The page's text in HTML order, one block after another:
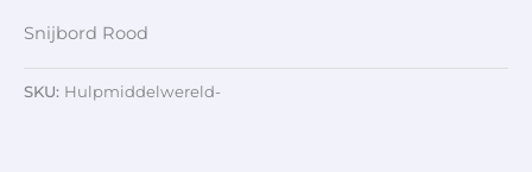
Snijbord Rood
SKU: Hulpmiddelwereld-